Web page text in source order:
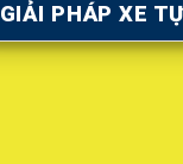
GIẢI PHÁP XE